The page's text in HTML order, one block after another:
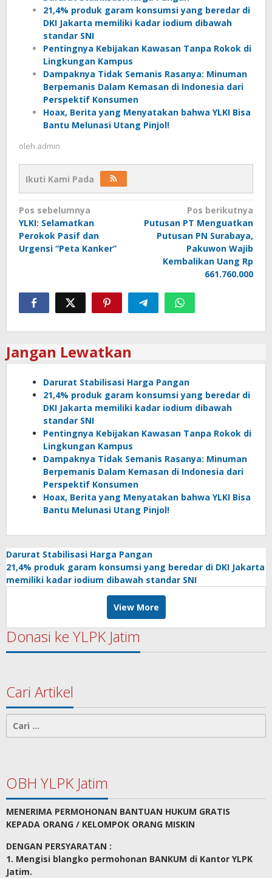
21,4% produk garam konsumsi yang beredar di
DKI Jakarta memiliki kadar iodium dibawah
standar SNI
Pentingnya Kebijakan Kawasan Tanpa Rokok di
Lingkungan Kampus
Dampaknya Tidak Semanis Rasanya: Minuman
Berpemanis Dalam Kemasan di Indonesia dari
Perspektif Konsumen
Hoax, Berita yang Menyatakan bahwa YLKI Bisa
Bantu Melunasi Utang Pinjol!
oleh admin
Ikuti Kami Pada
Navigasi
pos
Pos sebelumnya
YLKI: Selamatkan
Perokok Pasif dan
Urgensi “Peta Kanker”
Pos berikutnya
Putusan PT Menguatkan
Putusan PN Surabaya,
Pakuwon Wajib
Kembalikan Uang Rp
661.760.000
Jangan Lewatkan
Darurat Stabilisasi Harga Pangan
21,4% produk garam konsumsi yang beredar di
DKI Jakarta memiliki kadar iodium dibawah
standar SNI
Pentingnya Kebijakan Kawasan Tanpa Rokok di
Lingkungan Kampus
Dampaknya Tidak Semanis Rasanya: Minuman
Berpemanis Dalam Kemasan di Indonesia dari
Perspektif Konsumen
Hoax, Berita yang Menyatakan bahwa YLKI Bisa
Bantu Melunasi Utang Pinjol!
Darurat Stabilisasi Harga Pangan
21,4% produk garam konsumsi yang beredar di DKI Jakarta
memiliki kadar iodium dibawah standar SNI
View More
Donasi ke YLPK Jatim
Cari Artikel
Cari
untuk:
OBH YLPK Jatim
MENERIMA PERMOHONAN BANTUAN HUKUM GRATIS
KEPADA ORANG / KELOMPOK ORANG MISKIN
DENGAN PERSYARATAN :
1. Mengisi blangko permohonan BANKUM di Kantor YLPK
Jatim.